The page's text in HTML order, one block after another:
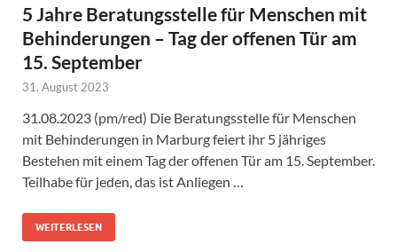
5 Jahre Beratungsstelle für Menschen mit
Behinderungen – Tag der offenen Tür am
15. September
31. August 2023
31.08.2023 (pm/red) Die Beratungsstelle für Menschen
mit Behinderungen in Marburg feiert ihr 5 jähriges
Bestehen mit einem Tag der offenen Tür am 15. September.
Teilhabe für jeden, das ist Anliegen …
WEITERLESEN